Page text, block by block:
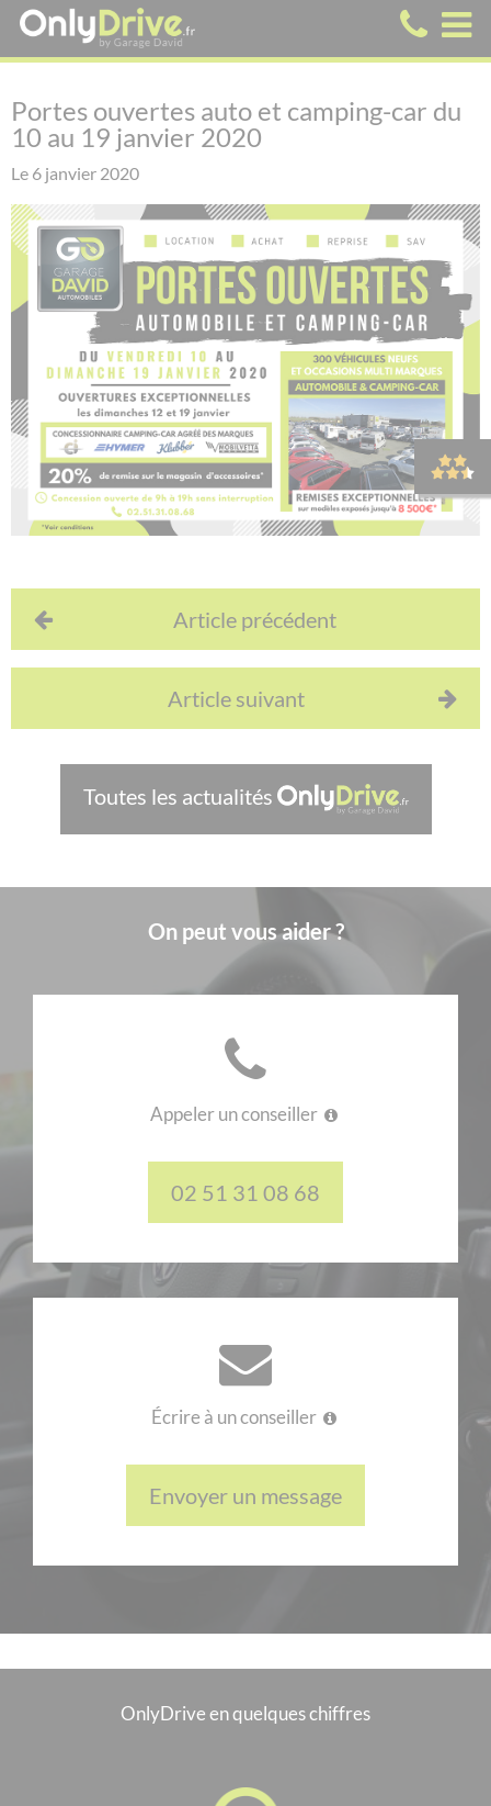
Portes ouvertes auto et camping-car du
10 au 19 janvier 2020
Le 6 janvier 2020
Article précédent
Article suivant
Toutes les actualités
On peut vous aider ?
Appeler un conseiller
02 51 31 08 68
Écrire à un conseiller
Envoyer un message
OnlyDrive en quelques chiffres